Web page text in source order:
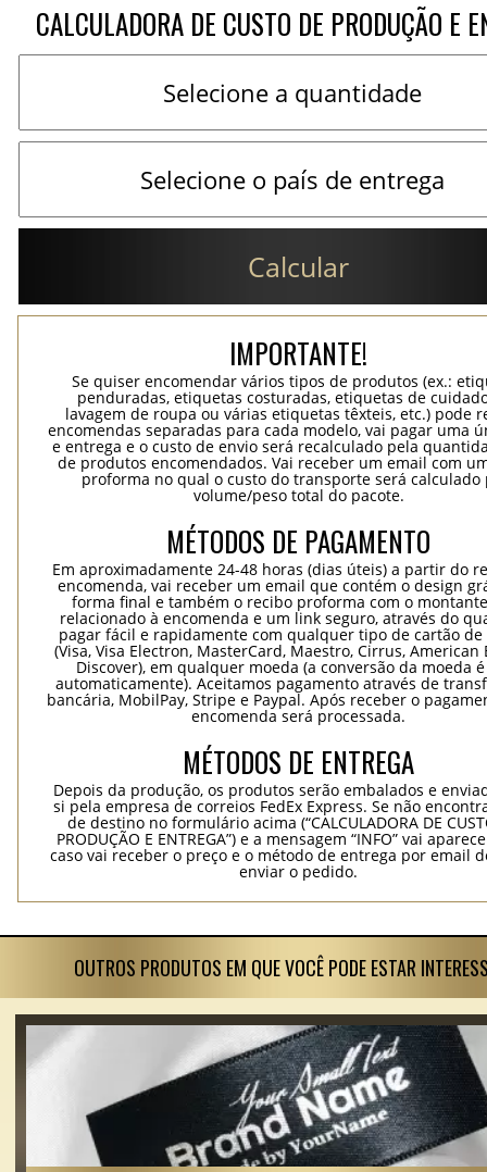
CALCULADORA DE CUSTO DE PRODUÇÃO E
Calcular
IMPORTANTE!
Se quiser encomendar vários tipos de produtos (ex.:
penduradas, etiquetas costuradas, etiquetas de
lavagem de roupa ou várias etiquetas têxteis, etc.) pode
encomendas separadas para cada modelo, vai pagar uma
e entrega e o custo de envio será recalculado pela
de produtos encomendados. Vai receber um email com
proforma no qual o custo do transporte será calculado
volume/peso total do pacote.
MÉTODOS DE PAGAMENTO
Em aproximadamente 24-48 horas (dias úteis) a partir do
encomenda, vai receber um email que contém o design
forma final e também o recibo proforma com o
relacionado à encomenda e um link seguro, através do
pagar fácil e rapidamente com qualquer tipo de cartão
(Visa, Visa Electron, MasterCard, Maestro, Cirrus, American
Discover), em qualquer moeda (a conversão da moeda
automaticamente). Aceitamos pagamento através de
bancária, MobilPay, Stripe e Paypal. Após receber o
encomenda será processada.
MÉTODOS DE ENTREGA
Depois da produção, os produtos serão embalados e
si pela empresa de correios FedEx Express. Se não
de destino no formulário acima (“CALCULADORA DE
PRODUÇÃO E ENTREGA”) e a mensagem “INFO” vai
caso vai receber o preço e o método de entrega por email
enviar o pedido.
OUTROS PRODUTOS EM QUE VOCÊ PODE ESTAR